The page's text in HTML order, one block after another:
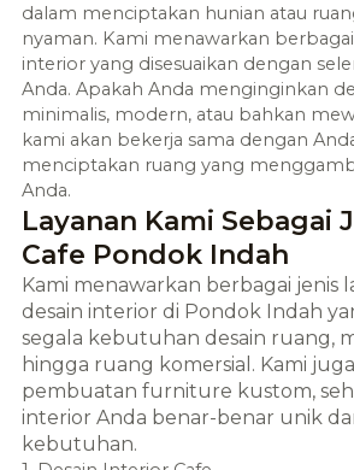
dalam menciptakan hunian atau
nyaman. Kami menawarkan
interior yang disesuaikan dengan
Anda. Apakah Anda menginginkan
minimalis, modern, atau bahkan
kami akan bekerja sama dengan
menciptakan ruang yang
Anda.
Layanan Kami Sebagai
Cafe Pondok Indah
Kami menawarkan berbagai jenis
desain interior di Pondok Indah
segala kebutuhan desain ruang,
hingga ruang komersial. Kami
pembuatan furniture kustom,
interior Anda benar-benar unik
kebutuhan.